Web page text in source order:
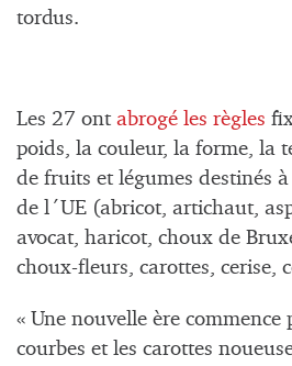
tordus.
Les 27 ont abrogé les règles
poids, la couleur, la forme, la
de fruits et légumes destinés
de l´UE (abricot, artichaut,
avocat, haricot, choux de
choux-fleurs, carottes, cerise,
« Une nouvelle ère commence
courbes et les carottes